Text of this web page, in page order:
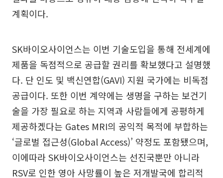
계획이다.
SK바이오사이언스는 이번 기술도입을 통해 전세계에
제품을 독점적으로 공급할 권리를 확보했다고 설명했
다. 단 인도 및 백신연합(GAVI) 지원 국가에는 비독점
공급이다. 또한 이번 계약에는 생명을 구하는 보건기
술을 가장 필요로 하는 지역과 사람들에게 공평하게
제공하겠다는 Gates MRI의 공익적 목적에 부합하는
‘글로벌 접근성(Global Access)’ 약정도 포함됐으며,
이에따라 SK바이오사이언스는 선진국뿐만 아니라
RSV로 인한 영아 사망률이 높은 저개발국에 합리적